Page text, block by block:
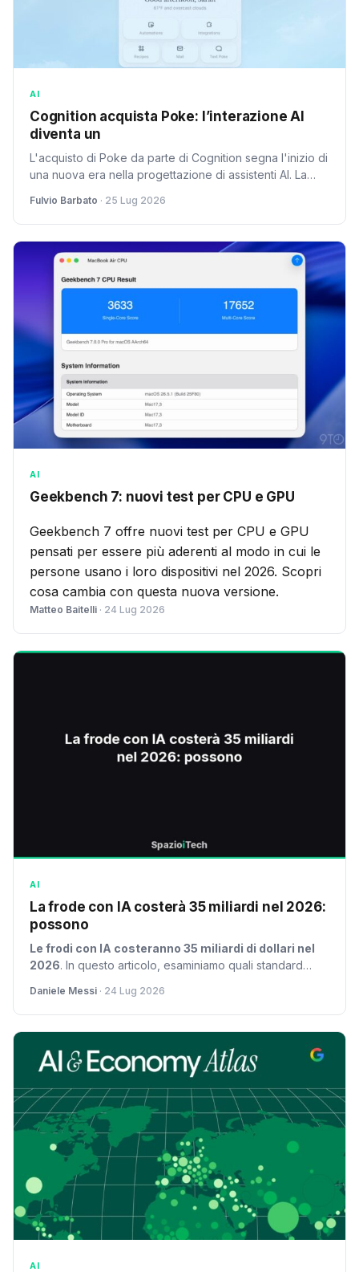
AI
Cognition acquista Poke: l’interazione AI
diventa un
L'acquisto di Poke da parte di Cognition segna l'inizio di
una nuova era nella progettazione di assistenti AI. La
promette un futuro in cui le intelligenze artificiali saranno
ancora più umane.
Fulvio Barbato · 25 Lug 2026
AI
Geekbench 7: nuovi test per CPU e GPU
Geekbench 7 offre nuovi test per CPU e GPU
pensati per essere più aderenti al modo in cui le
persone usano i loro dispositivi nel 2026. Scopri
cosa cambia con questa nuova versione.
Matteo Baitelli · 24 Lug 2026
AI
La frode con IA costerà 35 miliardi nel 2026:
possono
Le frodi con IA costeranno 35 miliardi di dollari nel
2026. In questo articolo, esaminiamo quali standard
organizzazioni e i governi devono adottare misure
efficaci per preservare la fiducia dei consumatori.
Daniele Messi · 24 Lug 2026
AI